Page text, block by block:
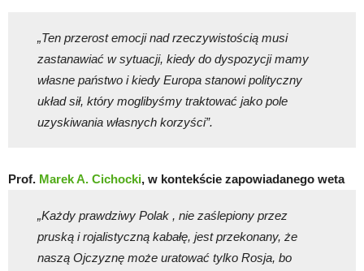
„Ten przerost emocji nad rzeczywistością musi
zastanawiać w sytuacji, kiedy do dyspozycji mamy
własne państwo i kiedy Europa stanowi polityczny
układ sił, który moglibyśmy traktować jako pole
uzyskiwania własnych korzyści”.
Prof. Marek A. Cichocki, w kontekście zapowiadanego weta
„Każdy prawdziwy Polak , nie zaślepiony przez
pruską i rojalistyczną kabałę, jest przekonany, że
naszą Ojczyznę może uratować tylko Rosja, bo